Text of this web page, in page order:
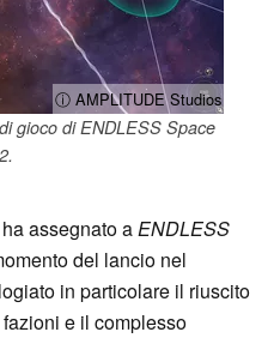
ⓘ AMPLITUDE Studios
gioco di ENDLESS Space
2.
assegnato aENDLESS
del lancio nel
in particolare il riuscito
e il complesso